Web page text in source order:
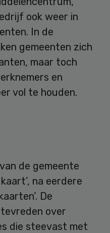
ook weer in
In de
gemeenten zich
maar toch
en
vol te houden.
de gemeente
na eerdere
De
over
die steevast met